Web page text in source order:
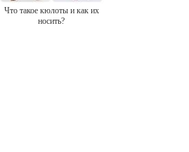
Что такое кюлоты и как их
носить?